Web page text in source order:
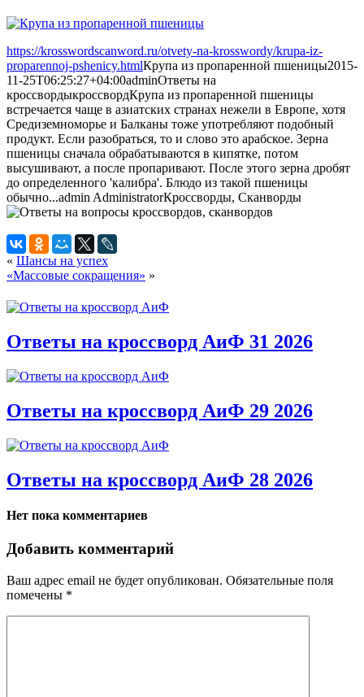
https://krosswordscanword.ru/otvety-na-krosswordy/krupa-iz-
proparennoj-pshenicy.htmlКрупа из пропаренной пшеницы2015-
11-25T06:25:27+04:00adminОтветы на
кроссвордыкроссвордКрупа из пропаренной пшеницы
встречается чаще в азиатских странах нежели в Европе, хотя
Средиземноморье и Балканы тоже употребляют подобный
продукт. Если разобраться, то и слово это арабское. Зерна
пшеницы сначала обрабатываются в кипятке, потом
высушивают, а после пропаривают. После этого зерна дробят
до определенного 'калибра'. Блюдо из такой пшеницы
обычно...admin AdministratorКроссворды, Сканворды
« Шансы на успех
«Массовые сокращения» »
Ответы на кроссворд АиФ 31 2026
Ответы на кроссворд АиФ 29 2026
Ответы на кроссворд АиФ 28 2026
Нет пока комментариев
Добавить комментарий
Ваш адрес email не будет опубликован. Обязательные поля
помечены *